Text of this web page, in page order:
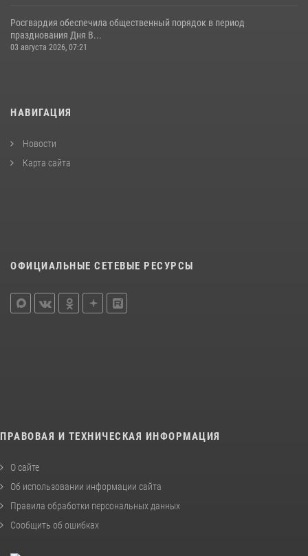
Росгвардия обеспечила общественный порядок в период
празднования Дня В...
03 августа 2026, 07:21
НАВИГАЦИЯ
Новости
Карта сайта
ОФИЦИАЛЬНЫЕ СЕТЕВЫЕ РЕСУРСЫ
ПРАВОВАЯ И ТЕХНИЧЕСКАЯ ИНФОРМАЦИЯ
О сайте
Об использовании информации сайта
Правила обработки персональных данных
Сообщить об ошибках